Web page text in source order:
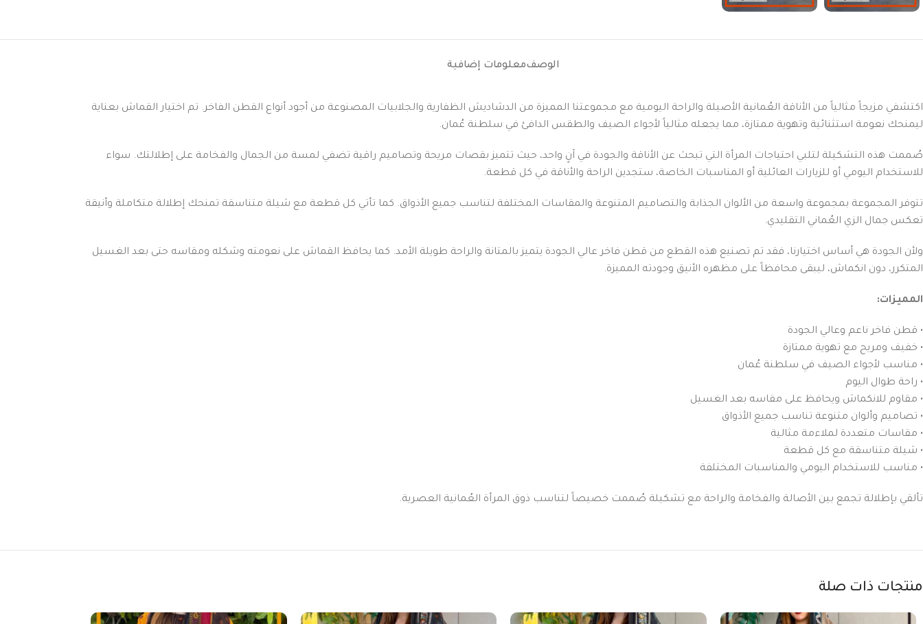
الوصفمعلومات إضافية
اكتشفي مزيجاً مثالياً من الأناقة العُمانية الأصيلة والراحة اليومية مع مجموعتنا المميزة من الدشاديش الظفارية والجلابيات المصنوعة من أجود أنواع القطن الفاخر. تم اختيار القماش بعناية
ليمنحك نعومة استثنائية وتهوية ممتازة، مما يجعله مثالياً لأجواء الصيف والطقس الدافئ في سلطنة عُمان.
صُممت هذه التشكيلة لتلبي احتياجات المرأة التي تبحث عن الأناقة والجودة في آنٍ واحد، حيث تتميز بقصات مريحة وتصاميم راقية تضفي لمسة من الجمال والفخامة على إطلالتك. سواء
للاستخدام اليومي أو للزيارات العائلية أو المناسبات الخاصة، ستجدين الراحة والأناقة في كل قطعة.
تتوفر المجموعة بمجموعة واسعة من الألوان الجذابة والتصاميم المتنوعة والمقاسات المختلفة لتناسب جميع الأذواق. كما تأتي كل قطعة مع شيلة متناسقة تمنحك إطلالة متكاملة وأنيقة
تعكس جمال الزي العُماني التقليدي.
ولأن الجودة هي أساس اختيارنا، فقد تم تصنيع هذه القطع من قطن فاخر عالي الجودة يتميز بالمتانة والراحة طويلة الأمد. كما يحافظ القماش على نعومته وشكله ومقاسه حتى بعد الغسيل
المتكرر، دون انكماش، ليبقى محافظاً على مظهره الأنيق وجودته المميزة.
المميزات:
• قطن فاخر ناعم وعالي الجودة
• خفيف ومريح مع تهوية ممتازة
• مناسب لأجواء الصيف في سلطنة عُمان
• راحة طوال اليوم
• مقاوم للانكماش ويحافظ على مقاسه بعد الغسيل
• تصاميم وألوان متنوعة تناسب جميع الأذواق
• مقاسات متعددة لملاءمة مثالية
• شيلة متناسقة مع كل قطعة
• مناسب للاستخدام اليومي والمناسبات المختلفة
تألقي بإطلالة تجمع بين الأصالة والفخامة والراحة مع تشكيلة صُممت خصيصاً لتناسب ذوق المرأة العُمانية العصرية.
منتجات ذات صلة